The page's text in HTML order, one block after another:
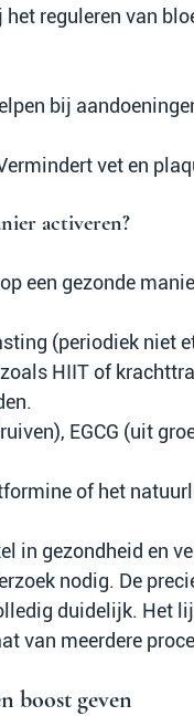
het reguleren van
bij
vet en
activeren?
een gezonde
(periodiek niet
HIIT of
EGCG (uit
of het
in gezondheid en
nodig. De
duidelijk. Het
van meerdere
boost geven